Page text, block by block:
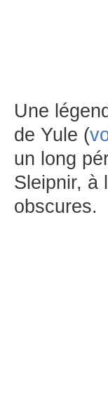
Une
de Yule (
un long
Sleipnir, à
obscures.